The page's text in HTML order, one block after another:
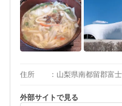
住所 山梨県南都留郡富
外部サイトで見る